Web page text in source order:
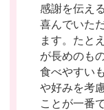
感謝を伝え
喜んでいた
ます。たと
が長めのも
食べやすい
や好みを考
ことが一番